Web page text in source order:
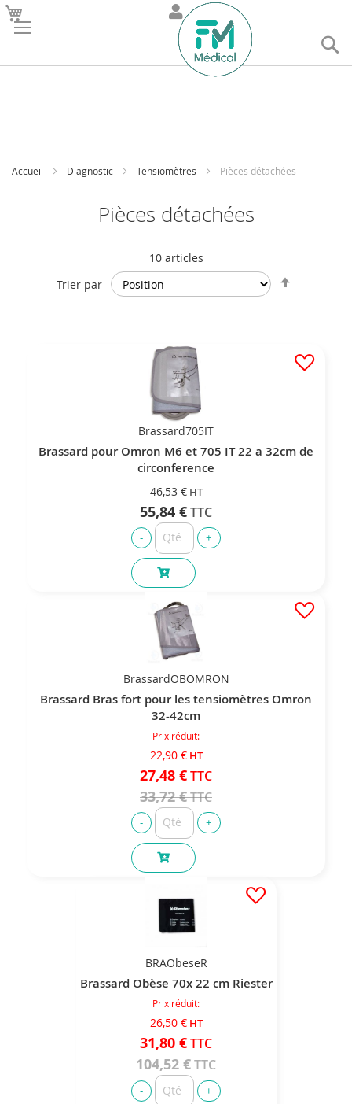
Accueil Diagnostic Tensiomètres Pièces détachées
Pièces détachées
10articles
Trier par
Brassard705IT
Brassard pour Omron M6 et 705 IT 22 a 32cm de
circonference
46,53 €
55,84 €
BrassardOBOMRON
Brassard Bras fort pour les tensiomètres Omron
32-42cm
Prix réduit
22,90 €
27,48 €
33,72 €
BRAObeseR
Brassard Obèse 70x 22 cm Riester
Prix réduit
26,50 €
31,80 €
104,52 €